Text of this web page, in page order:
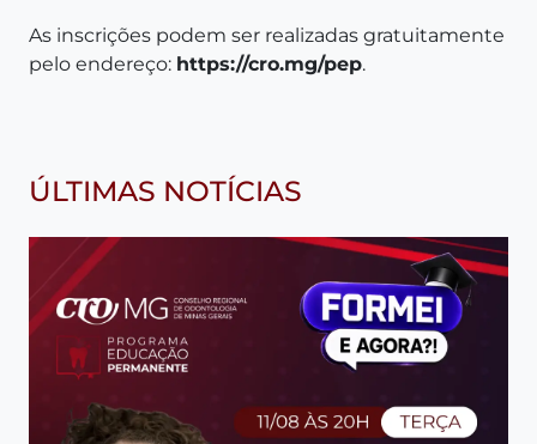
As inscrições podem ser realizadas gratuitamente
pelo endereço: https://cro.mg/pep.
ÚLTIMAS NOTÍCIAS